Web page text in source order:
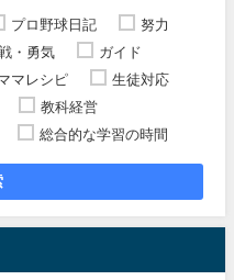
プロ野球日記
努力
・勇気
ガイド
マレシピ
生徒対応
教科経営
総合的な学習の時間